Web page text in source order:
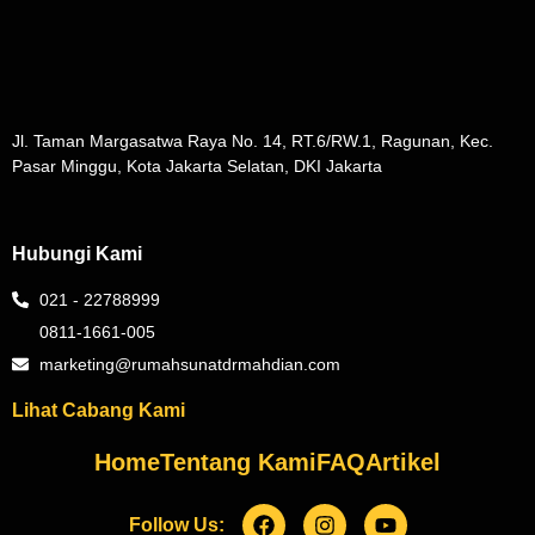
Jl. Taman Margasatwa Raya No. 14, RT.6/RW.1, Ragunan, Kec.
Pasar Minggu, Kota Jakarta Selatan, DKI Jakarta
Hubungi Kami
021 - 22788999
0811-1661-005
marketing@rumahsunatdrmahdian.com
Lihat Cabang Kami
HomeTentang KamiFAQArtikel
Follow Us: